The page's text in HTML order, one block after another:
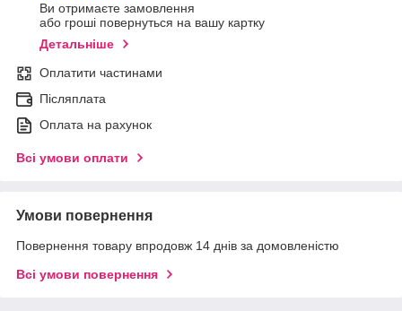
Ви отримаєте замовлення
або гроші повернуться на вашу картку
Детальніше
Оплатити частинами
Післяплата
Оплата на рахунок
Всі умови оплати
Умови повернення
Повернення товару впродовж 14 днів за домовленістю
Всі умови повернення